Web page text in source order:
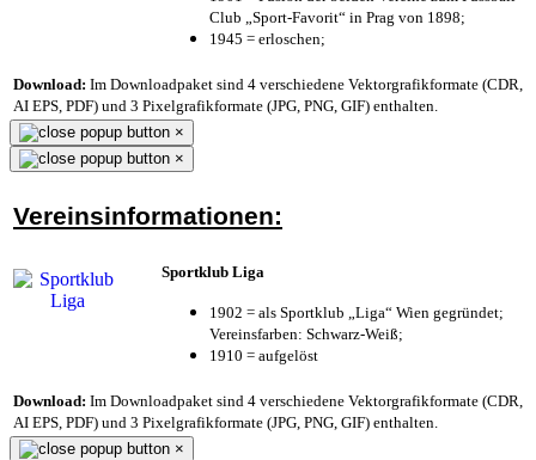
Club „Sport-Favorit“ in Prag von 1898;
1945 = erloschen;
Download: Im Downloadpaket sind 4 verschiedene Vektorgrafikformate (CDR,
AI EPS, PDF) und 3 Pixelgrafikformate (JPG, PNG, GIF) enthalten.
×
×
Vereinsinformationen:
Sportklub Liga
1902 = als Sportklub „Liga“ Wien gegründet;
Vereinsfarben: Schwarz-Weiß;
1910 = aufgelöst
Download: Im Downloadpaket sind 4 verschiedene Vektorgrafikformate (CDR,
AI EPS, PDF) und 3 Pixelgrafikformate (JPG, PNG, GIF) enthalten.
×